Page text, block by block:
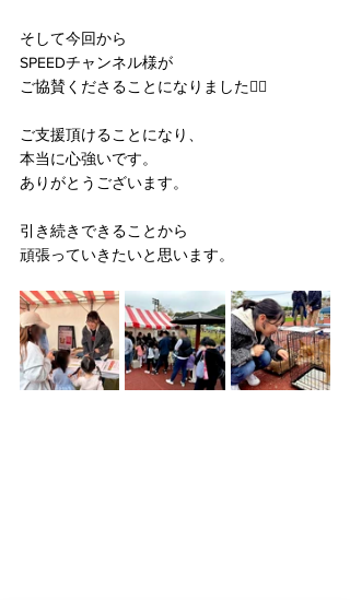
そして今回から
SPEEDチャンネル様が
ご協賛くださることになりました🚴‍♀️
ご支援頂けることになり、
本当に心強いです。
ありがとうございます。
引き続きできることから
頑張っていきたいと思います。